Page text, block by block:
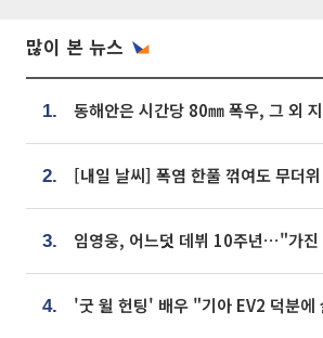
많이 본 뉴스
1.
2.
3.
4.